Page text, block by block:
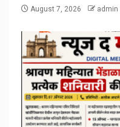
August 7, 2026 admin